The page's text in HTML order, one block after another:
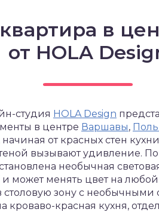
в
от HOLA
студия HOLA Design
в центре Варшавы,
от красных стен
вызывают удивление.
необычная
и может менять цвет на
зону с необычными
кроваво-красная кухня,